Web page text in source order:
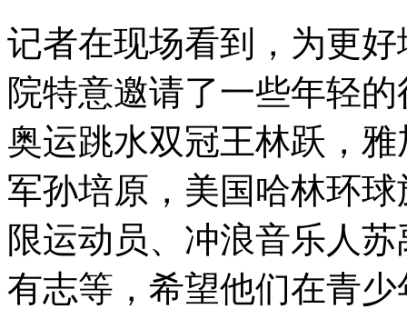
记者在现场看到，为更
院特意邀请了一些年轻
奥运跳水双冠王林跃，
军孙培原，美国哈林环
限运动员、冲浪音乐人
有志等，希望他们在青